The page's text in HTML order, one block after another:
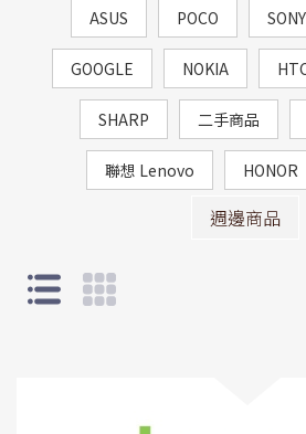
ASUS POCO SONY
GOOGLE NOKIA
SHARP 二手商品
聯想 Lenovo HONOR
週邊商品